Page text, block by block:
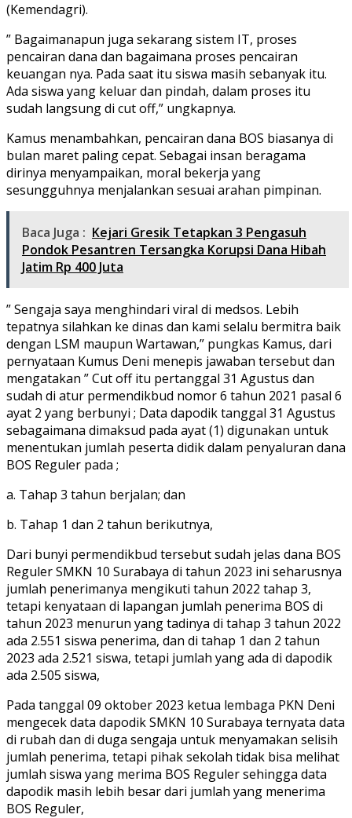
(Kemendagri).
” Bagaimanapun juga sekarang sistem IT, proses
pencairan dana dan bagaimana proses pencairan
keuangan nya. Pada saat itu siswa masih sebanyak itu.
Ada siswa yang keluar dan pindah, dalam proses itu
sudah langsung di cut off,” ungkapnya.
Kamus menambahkan, pencairan dana BOS biasanya di
bulan maret paling cepat. Sebagai insan beragama
dirinya menyampaikan, moral bekerja yang
sesungguhnya menjalankan sesuai arahan pimpinan.
Baca Juga : Kejari Gresik Tetapkan 3 Pengasuh
Pondok Pesantren Tersangka Korupsi Dana Hibah
Jatim Rp 400 Juta
” Sengaja saya menghindari viral di medsos. Lebih
tepatnya silahkan ke dinas dan kami selalu bermitra baik
dengan LSM maupun Wartawan,” pungkas Kamus, dari
pernyataan Kumus Deni menepis jawaban tersebut dan
mengatakan ” Cut off itu pertanggal 31 Agustus dan
sudah di atur permendikbud nomor 6 tahun 2021 pasal 6
ayat 2 yang berbunyi ; Data dapodik tanggal 31 Agustus
sebagaimana dimaksud pada ayat (1) digunakan untuk
menentukan jumlah peserta didik dalam penyaluran dana
BOS Reguler pada ;
a. Tahap 3 tahun berjalan; dan
b. Tahap 1 dan 2 tahun berikutnya,
Dari bunyi permendikbud tersebut sudah jelas dana BOS
Reguler SMKN 10 Surabaya di tahun 2023 ini seharusnya
jumlah penerimanya mengikuti tahun 2022 tahap 3,
tetapi kenyataan di lapangan jumlah penerima BOS di
tahun 2023 menurun yang tadinya di tahap 3 tahun 2022
ada 2.551 siswa penerima, dan di tahap 1 dan 2 tahun
2023 ada 2.521 siswa, tetapi jumlah yang ada di dapodik
ada 2.505 siswa,
Pada tanggal 09 oktober 2023 ketua lembaga PKN Deni
mengecek data dapodik SMKN 10 Surabaya ternyata data
di rubah dan di duga sengaja untuk menyamakan selisih
jumlah penerima, tetapi pihak sekolah tidak bisa melihat
jumlah siswa yang merima BOS Reguler sehingga data
dapodik masih lebih besar dari jumlah yang menerima
BOS Reguler,